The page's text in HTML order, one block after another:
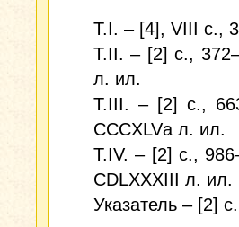
Т.I. – [4], VIII c.,
Т.II. – [2] c.,
л. ил.
Т.III. – [2] c.,
CCCХLVа л. ил.
Т.IV. – [2] c.,
CDLХХХIII л. ил.
Указатель – [2]